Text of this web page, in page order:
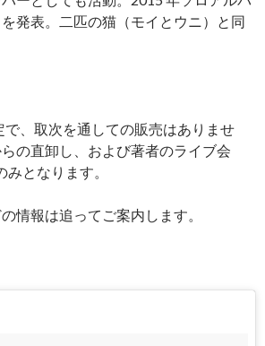
発表。二匹の猫（モイとウニ）と同
で、取次を通しての販売はありませ
の直卸し、および著者のライブ会
となります。
情報は追ってご案内します。